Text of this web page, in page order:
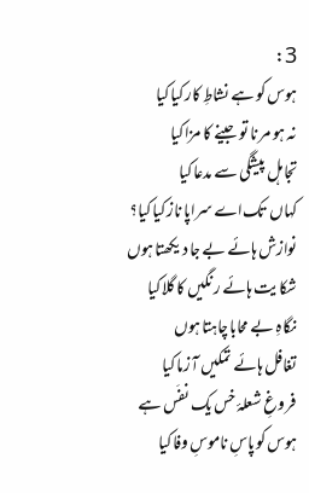
3:
ہوس کو ہے نشاطِ کار کیا کیا
نہ ہو مرنا تو جینے کا مزا کیا
تجاہل پیشگی سے مدعا کیا
کہاں تک اے سراپا ناز کیا کیا؟
نوازش ہائے بے جا دیکھتا ہوں
شکایت ہائے رنگیں کا گلا کیا
نگاہِ بے محابا چاہتا ہوں
تغافل ہائے تمکیں آزما کیا
فروغِ شعلۂ خس یک نفَس ہے
ہوس کو پاسِ ناموسِ وفا کیا